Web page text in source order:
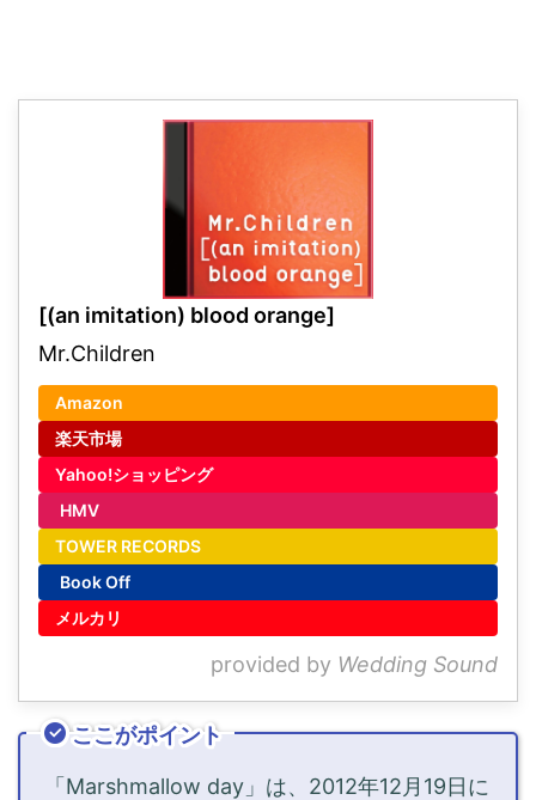
[(an imitation) blood orange]
Mr.Children
Amazon
楽天市場
Yahoo!ショッピング
HMV
TOWER RECORDS
Book Off
メルカリ
provided by Wedding Sound
ここがポイント
「Marshmallow day」は、2012年12月19日に